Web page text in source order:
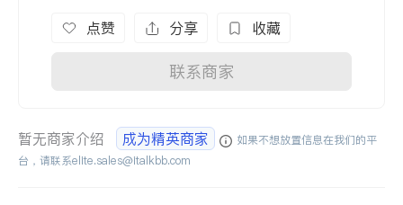
点赞 分享 收藏
联系商家
暂无商家介绍 成为精英商家
如果不想放置信息在我们的平
台，请联系elite.sales@italkbb.com